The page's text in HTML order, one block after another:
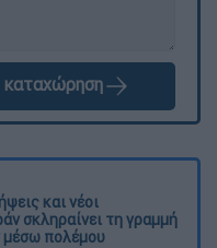
καταχώρηση
και νέοι
σκληραίνει τη γραμμή
μέσω πολέμου